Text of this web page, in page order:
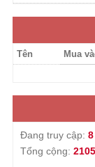
Tên Mua
Đang truy cập: 8
Tổng cộng: